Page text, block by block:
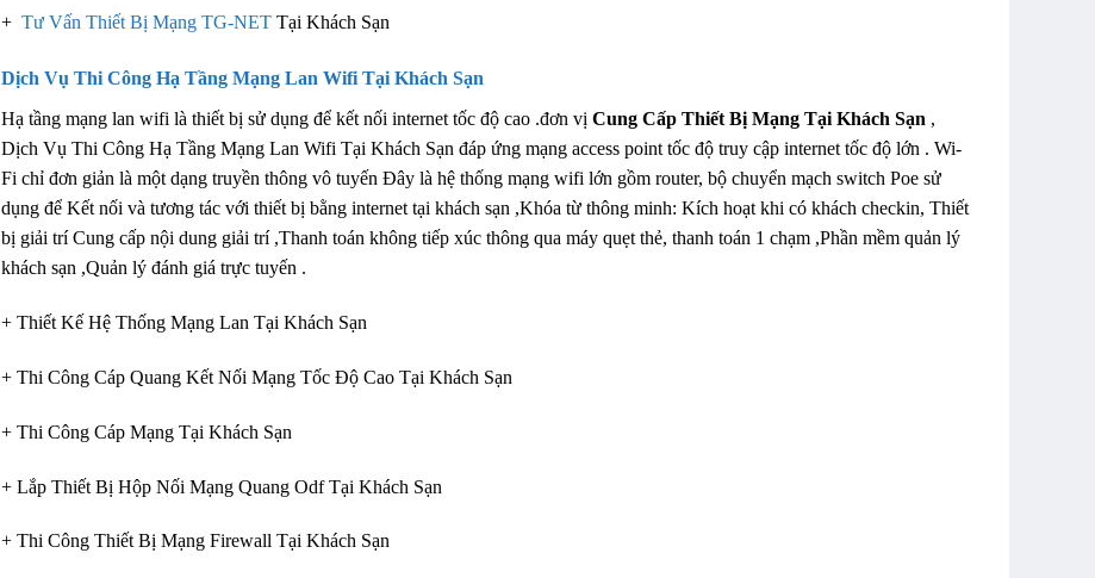
+ Tư Vấn Thiết Bị Mạng TG-NET Tại Khách Sạn
Dịch Vụ Thi Công Hạ Tầng Mạng Lan Wifi Tại Khách Sạn
Hạ tầng mạng lan wifi là thiết bị sử dụng để kết nối internet tốc độ cao .đơn vị Cung Cấp Thiết Bị Mạng Tại Khách Sạn ,
Dịch Vụ Thi Công Hạ Tầng Mạng Lan Wifi Tại Khách Sạn đáp ứng mạng access point tốc độ truy cập internet tốc độ lớn . Wi-
Fi chỉ đơn giản là một dạng truyền thông vô tuyến Đây là hệ thống mạng wifi lớn gồm router, bộ chuyển mạch switch Poe sử
dụng để Kết nối và tương tác với thiết bị bằng internet tại khách sạn ,Khóa từ thông minh: Kích hoạt khi có khách checkin, Thiết
bị giải trí Cung cấp nội dung giải trí ,Thanh toán không tiếp xúc thông qua máy quẹt thẻ, thanh toán 1 chạm ,Phần mềm quản lý
khách sạn ,Quản lý đánh giá trực tuyến .
+ Thiết Kế Hệ Thống Mạng Lan Tại Khách Sạn
+ Thi Công Cáp Quang Kết Nối Mạng Tốc Độ Cao Tại Khách Sạn
+ Thi Công Cáp Mạng Tại Khách Sạn
+ Lắp Thiết Bị Hộp Nối Mạng Quang Odf Tại Khách Sạn
+ Thi Công Thiết Bị Mạng Firewall Tại Khách Sạn